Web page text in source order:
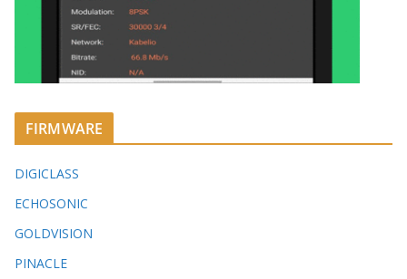
FIRMWARE
DIGICLASS
ECHOSONIC
GOLDVISION
PINACLE